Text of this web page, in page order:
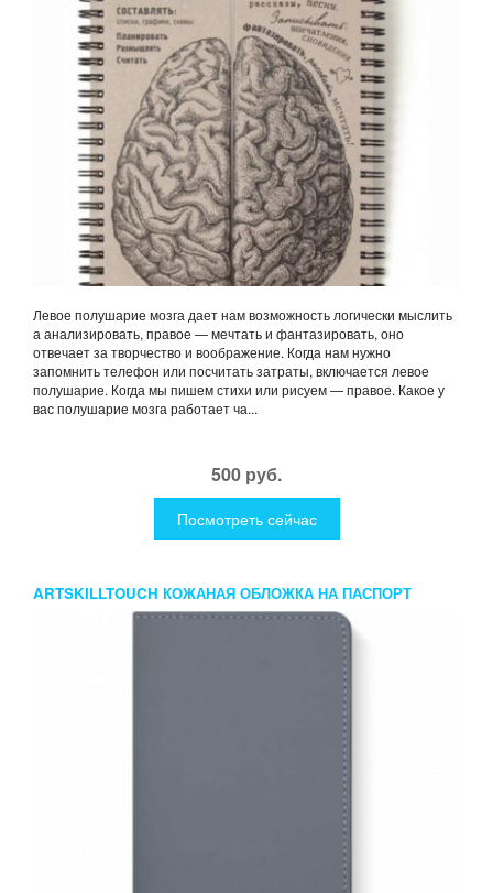
Левое полушарие мозга дает нам возможность логически мыслить
а анализировать, правое — мечтать и фантазировать, оно
отвечает за творчество и воображение. Когда нам нужно
запомнить телефон или посчитать затраты, включается левое
полушарие. Когда мы пишем стихи или рисуем — правое. Какое у
вас полушарие мозга работает ча...
500 руб.
Посмотреть сейчас
ARTSKILLTOUCH КОЖАНАЯ ОБЛОЖКА НА ПАСПОРТ